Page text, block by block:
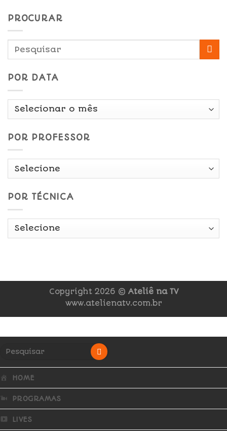
PROCURAR
POR DATA
Por
POR PROFESSOR
POR TÉCNICA
Copyright 2026 © Ateliê na TV
www.atelienatv.com.br
HOME
PROGRAMAS
LIVES